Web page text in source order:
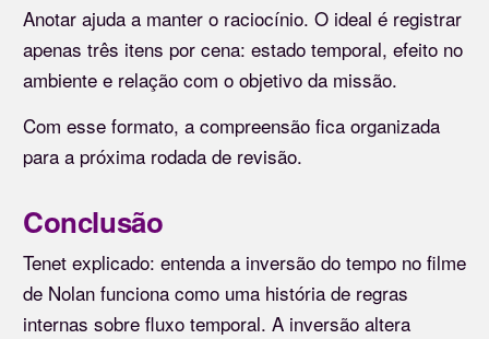
Anotar ajuda a manter o raciocínio. O ideal é registrar
apenas três itens por cena: estado temporal, efeito no
ambiente e relação com o objetivo da missão.
Com esse formato, a compreensão fica organizada
para a próxima rodada de revisão.
Conclusão
Tenet explicado: entenda a inversão do tempo no filme
de Nolan funciona como uma história de regras
internas sobre fluxo temporal. A inversão altera